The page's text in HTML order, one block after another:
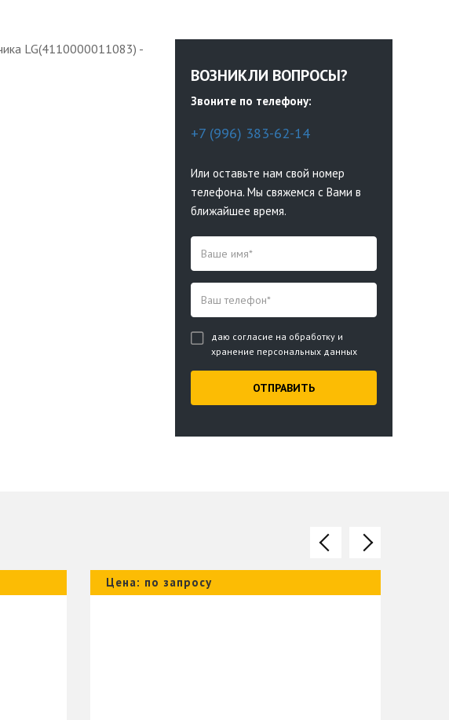
LG(4110000011083) -
ВОЗНИКЛИ ВОПРОСЫ?
Звоните по телефону:
+7 (996) 383-62-14
Или оставьте нам свой номер
телефона. Мы свяжемся с Вами в
ближайшее время.
даю согласие на обработку и
хранение персональных данных
Цена: по запросу